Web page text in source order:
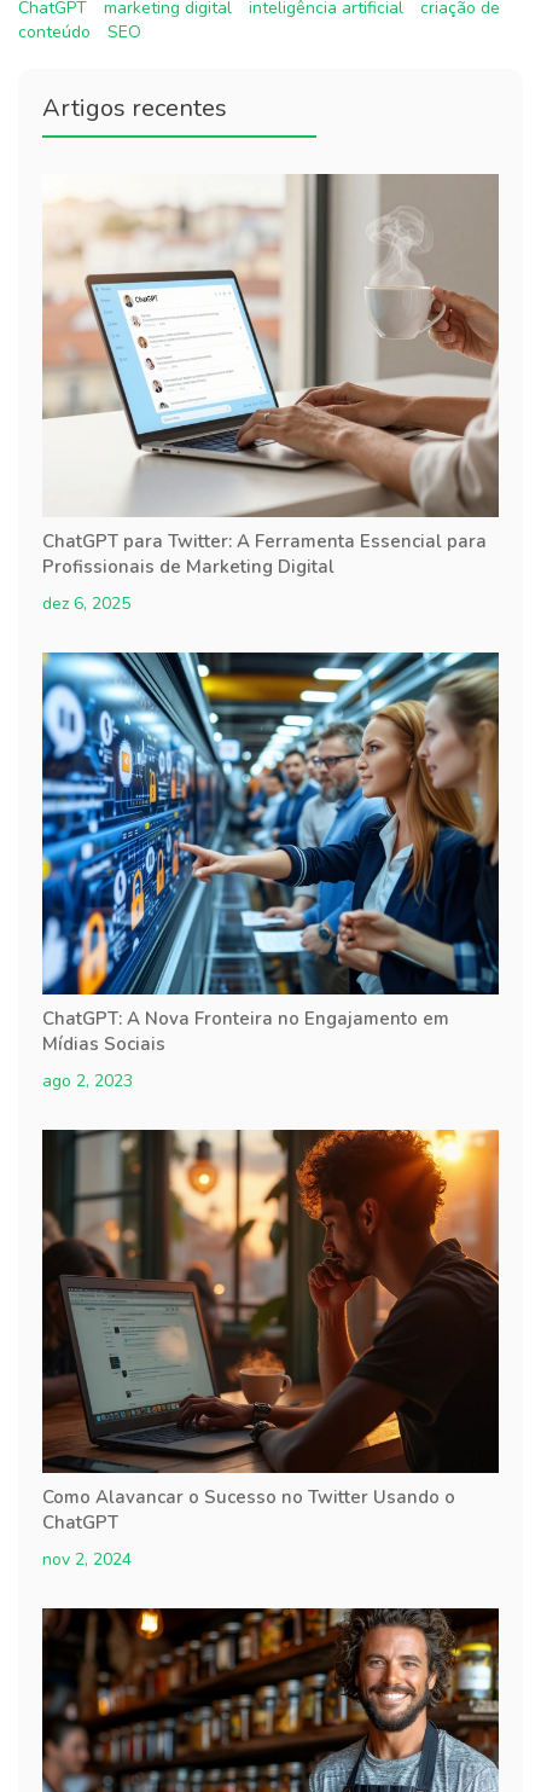
ChatGPT marketing digital inteligência artificial
criação de
conteúdo
SEO
Artigos recentes
ChatGPT para Twitter: A Ferramenta Essencial para
Profissionais de Marketing Digital
dez 6, 2025
ChatGPT: A Nova Fronteira no Engajamento em
Mídias Sociais
ago 2, 2023
Como Alavancar o Sucesso no Twitter Usando o
ChatGPT
nov 2, 2024